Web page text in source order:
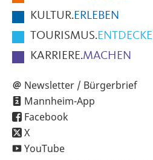
KULTUR.ERLEBEN
TOURISMUS.
KARRIERE.MACHEN
Newsletter / Bürgerbrief
Mannheim-App
Facebook
X
YouTube